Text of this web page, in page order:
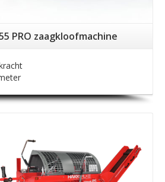
PRO zaagkloofmachine